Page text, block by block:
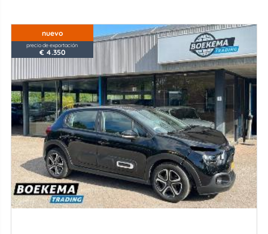
nuevo
precio de exportación
€ 4.350